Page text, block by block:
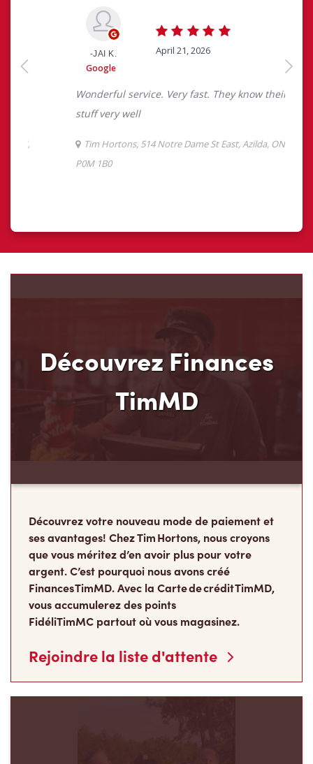
Découvrez Finances
TimMD
Découvrez votre nouveau mode de paiement et
ses avantages! Chez Tim Hortons, nous croyons
que vous méritez d’en avoir plus pour votre
argent. C’est pourquoi nous avons créé
Finances TimMD. Avec la Carte de crédit TimMD,
vous accumulerez des points
FidéliTimMC partout où vous magasinez.
Rejoindre la liste d'attente